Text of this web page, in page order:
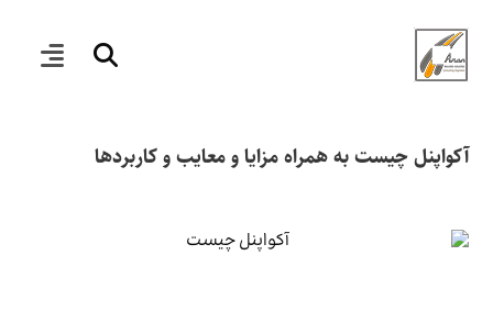
آکواپنل چیست به همراه مزایا و معایب و کاربردها